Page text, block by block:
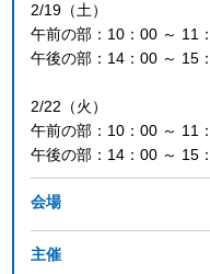
2/19（土）
午前の部：10：00 ～ 11
午後の部：14：00 ～ 15
2/22（火）
午前の部：10：00 ～ 11
午後の部：14：00 ～ 15
会場
主催